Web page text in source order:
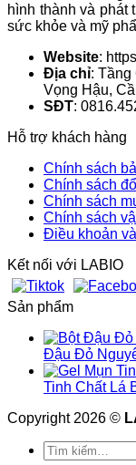
hình thành và phát
sức khỏe và mỹ
Website:
Địa chỉ: Tầng
Vọng Hậu,
SĐT:
Hỗ trợ khách hàng
Chính sách
Chính sách
Chính sách
Chính sách
Điều khoản
Kết nối với LABIO
Sản phẩm
Đậu Đỏ
Tinh Chất Lá
Copyright 2026 ©
Tìm